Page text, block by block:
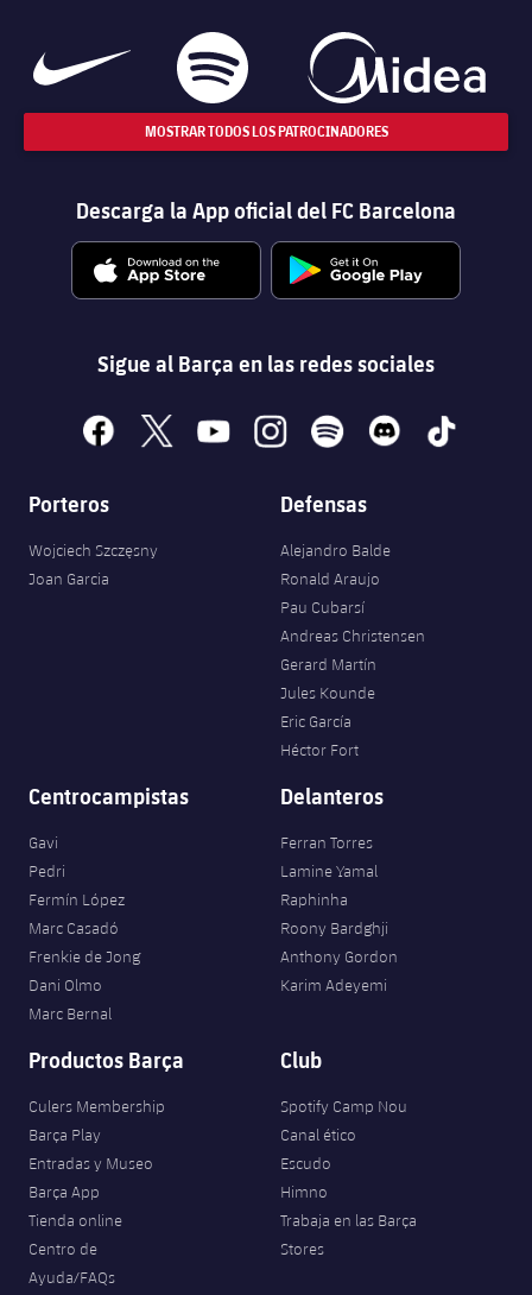
MOSTRAR TODOS LOS PATROCINADORES
Descarga la App oficial del FC Barcelona
Sigue al Barça en las redes sociales
facebook
x youtubeinstagramspotify discord tiktok
Porteros
Wojciech Szczęsny
Joan Garcia
Defensas
Alejandro Balde
Ronald Araujo
Pau Cubarsí
Andreas Christensen
Gerard Martín
Jules Kounde
Eric García
Héctor Fort
Centrocampistas
Gavi
Pedri
Fermín López
Marc Casadó
Frenkie de Jong
Dani Olmo
Marc Bernal
Delanteros
Ferran Torres
Lamine Yamal
Raphinha
Roony Bardghji
Anthony Gordon
Karim Adeyemi
Productos Barça
Culers Membership
Barça Play
Entradas y Museo
Barça App
Tienda online
Centro de
Ayuda/FAQs
Club
Spotify Camp Nou
Canal ético
Escudo
Himno
Trabaja en las Barça
Stores